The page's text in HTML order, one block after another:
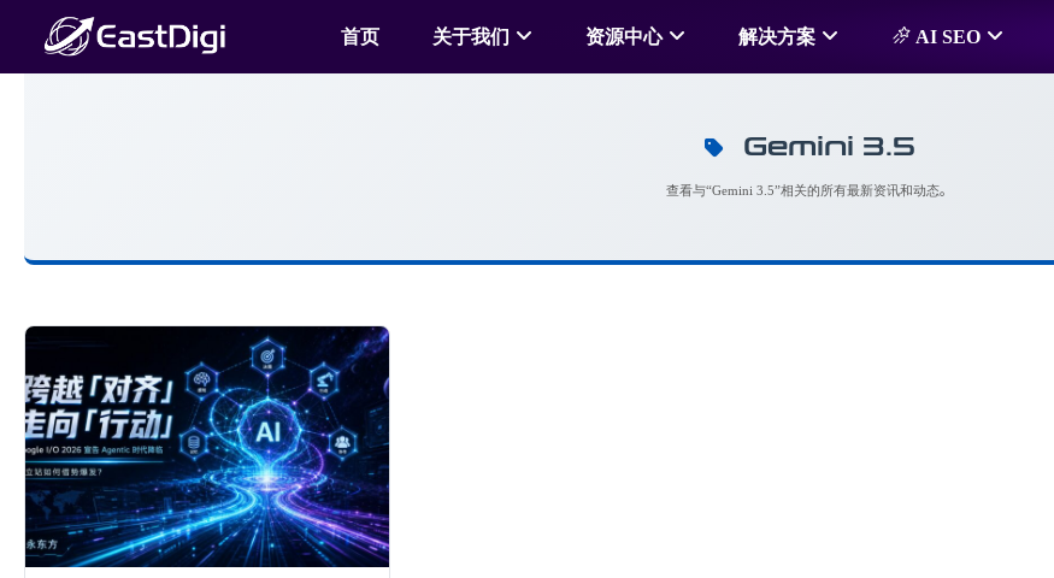
首页 关于我们 资源中心 解决方案 AI SEO
Gemini 3.5
查看与“Gemini 3.5”相关的所有最新资讯和动态。